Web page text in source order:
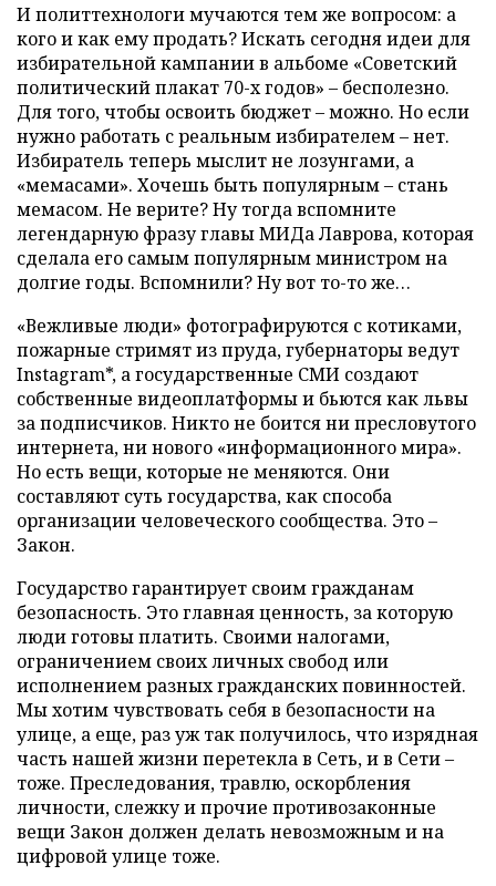
И политтехнологи мучаются тем же вопросом: а
кого и как ему продать? Искать сегодня идеи для
избирательной кампании в альбоме «Советский
политический плакат 70-х годов» – бесполезно.
Для того, чтобы освоить бюджет – можно. Но если
нужно работать с реальным избирателем – нет.
Избиратель теперь мыслит не лозунгами, а
«мемасами». Хочешь быть популярным – стань
мемасом. Не верите? Ну тогда вспомните
легендарную фразу главы МИДа Лаврова, которая
сделала его самым популярным министром на
долгие годы. Вспомнили? Ну вот то-то же…
«Вежливые люди» фотографируются с котиками,
пожарные стримят из пруда, губернаторы ведут
Instagram*, а государственные СМИ создают
собственные видеоплатформы и бьются как львы
за подписчиков. Никто не боится ни пресловутого
интернета, ни нового «информационного мира».
Но есть вещи, которые не меняются. Они
составляют суть государства, как способа
организации человеческого сообщества. Это –
Закон.
Государство гарантирует своим гражданам
безопасность. Это главная ценность, за которую
люди готовы платить. Своими налогами,
ограничением своих личных свобод или
исполнением разных гражданских повинностей.
Мы хотим чувствовать себя в безопасности на
улице, а еще, раз уж так получилось, что изрядная
часть нашей жизни перетекла в Сеть, и в Сети –
тоже. Преследования, травлю, оскорбления
личности, слежку и прочие противозаконные
вещи Закон должен делать невозможным и на
цифровой улице тоже.